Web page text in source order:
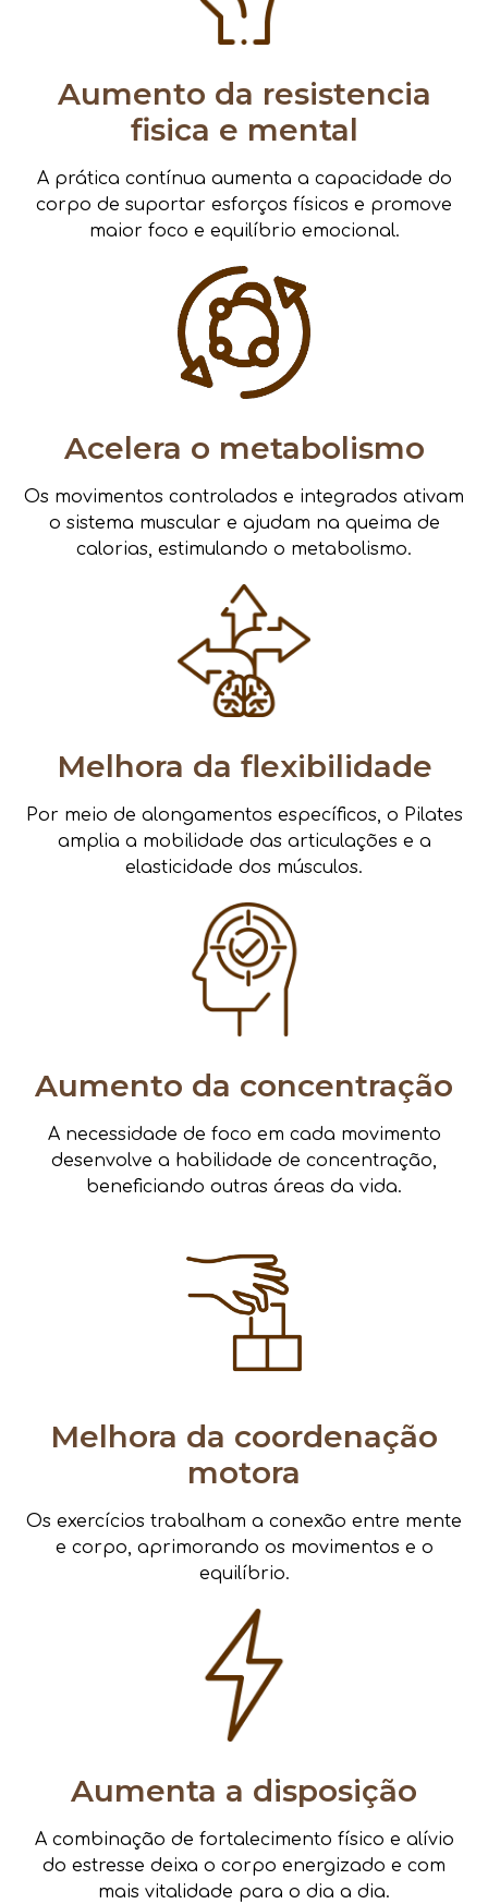
Aumento da resistencia
fisica e mental
A prática contínua aumenta a capacidade do
corpo de suportar esforços físicos e promove
maior foco e equilíbrio emocional.
Acelera o metabolismo
Os movimentos controlados e integrados ativam
o sistema muscular e ajudam na queima de
calorias, estimulando o metabolismo.
Melhora da flexibilidade
Por meio de alongamentos específicos, o Pilates
amplia a mobilidade das articulações e a
elasticidade dos músculos.
Aumento da concentração
A necessidade de foco em cada movimento
desenvolve a habilidade de concentração,
beneficiando outras áreas da vida.
Melhora da coordenação
motora
Os exercícios trabalham a conexão entre mente
e corpo, aprimorando os movimentos e o
equilíbrio.
Aumenta a disposição
A combinação de fortalecimento físico e alívio
do estresse deixa o corpo energizado e com
mais vitalidade para o dia a dia.